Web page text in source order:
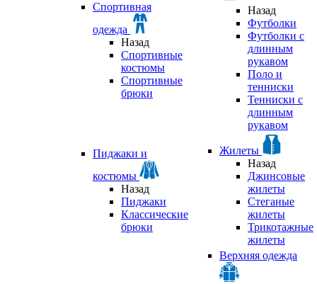
Спортивная
одежда
Назад
Спортивные
костюмы
Спортивные
брюки
Назад
Футболки
Футболки с
длинным
рукавом
Поло и
тенниски
Тенниски с
длинным
рукавом
Пиджаки и
костюмы
Назад
Пиджаки
Классические
брюки
Жилеты
Назад
Джинсовые
жилеты
Стеганые
жилеты
Трикотажные
жилеты
Верхняя одежда